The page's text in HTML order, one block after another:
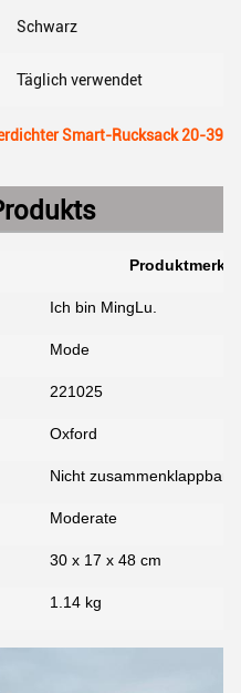
Schwarz
Täglich verwendet
Smart-Rucksack 20-39
Ich bin MingLu.
Mode
221025
Oxford
Nicht zusammenklappbar
Moderate
30 x 17 x 48 cm
1.14 kg